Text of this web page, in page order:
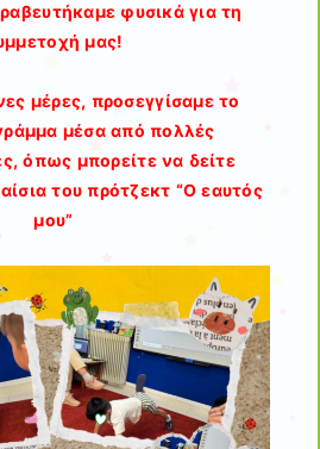
φυσικά για τη
μας!
μέρες, προσεγγίσαμε το
μέσα από πολλές
όπως μπορείτε να δείτε
του πρότζεκτ “Ο εαυτός
μου”